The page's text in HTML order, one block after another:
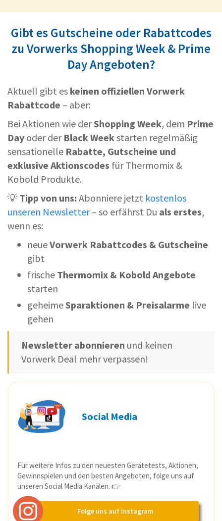
Gibt es Gutscheine oder Rabattcodes
zu Vorwerks Shopping Week & Prime
Day Angeboten?
Aktuell gibt es keinen offiziellen Vorwerk
Rabattcode – aber:
Bei Aktionen wie derShopping Week, dem Prime
Day oder der Black Week starten regelmäßig
sensationelle Rabatte, Gutscheine und
exklusive Aktionscodes für Thermomix &
Kobold Produkte.
💡 Tipp von uns: Abonniere jetzt kostenlos
unseren Newsletter– so erfährst Du als erstes,
wenn es:
neueVorwerk Rabattcodes & Gutscheine
gibt
frische Thermomix & Kobold Angebote
starten
geheimeSparaktionen & Preisalarme live
gehen
Newsletter abonnieren und keinen
Vorwerk Deal mehr verpassen!
Social Media
Für weitere Infos zu den neuesten Gerätetests, Aktionen,
Gewinnspielen und den besten Angeboten, folge uns auf
unseren Social Media Kanälen. 👉
Folge uns auf Instagram